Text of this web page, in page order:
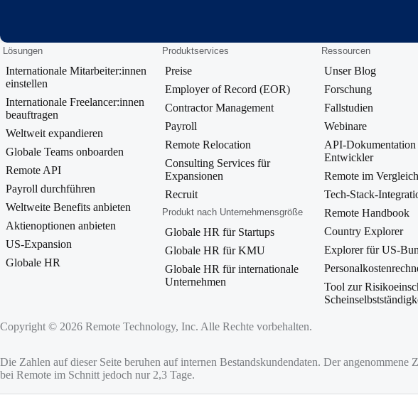
Lösungen
Internationale Mitarbeiter:innen
einstellen
Internationale Freelancer:innen
beauftragen
Weltweit expandieren
Globale Teams onboarden
Remote API
Payroll durchführen
Weltweite Benefits anbieten
Aktienoptionen anbieten
US-Expansion
Globale HR
Produktservices
Preise
Employer of Record (EOR)
Contractor Management
Payroll
Remote Relocation
Consulting Services für
Expansionen
Recruit
Produkt nach Unternehmensgröße
Globale HR für Startups
Globale HR für KMU
Globale HR für internationale
Unternehmen
Ressourcen
Unser Blog
Forschung
Fallstudien
Webinare
API-
Entwickler
Remote im Vergleich
Tech-Stack-
Remote Handbook
Country Explorer
Explorer für US-
Tool zur
Copyright © 2026 Remote Technology, Inc. Alle Rechte vorbehalten.
Die Zahlen auf dieser Seite beruhen auf internen Bestandskundendaten. Der
bei Remote im Schnitt jedoch nur 2,3 Tage.